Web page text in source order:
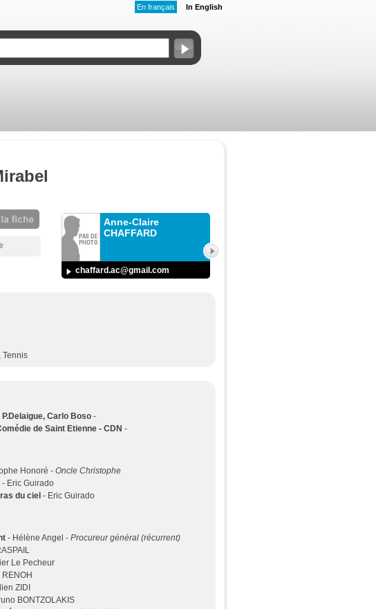
En français In English
Anne-Claire
CHAFFARD
chaffard.ac@gmail.com
Tennis
Carlo Boso -
de Saint Etienne - CDN -
Honoré - Oncle Christophe
- Eric Guirado
du ciel - Eric Guirado
- Hélène Angel - Procureur général (récurrent)
Le Pecheur
ZIDI
BONTZOLAKIS